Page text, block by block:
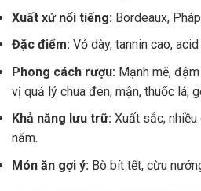
Xuất xứ nổi tiếng: Bordeaux,
Đặc điểm: Vỏ dày, tannin cao,
Phong cách rượu: Mạnh mẽ,
vị quả lý chua đen, mận, thuốc lá,
Khả năng lưu trữ: Xuất sắc,
năm.
Món ăn gợi ý: Bò bít tết, cừu